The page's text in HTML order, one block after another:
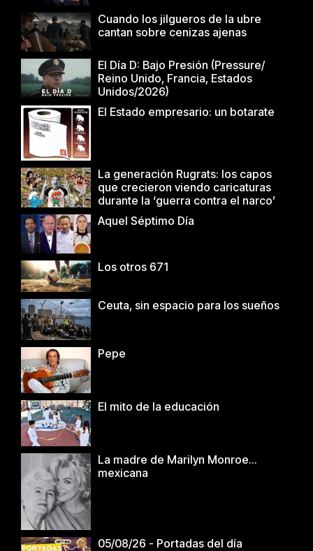
Cuando los jilgueros de la ubre
cantan sobre cenizas ajenas
El Día D: Bajo Presión (Pressure/
Reino Unido, Francia, Estados
Unidos/2026)
El Estado empresario: un botarate
La generación Rugrats: los capos
que crecieron viendo caricaturas
durante la ‘guerra contra el narco’
Aquel Séptimo Día
Los otros 671
Ceuta, sin espacio para los sueños
Pepe
El mito de la educación
La madre de Marilyn Monroe…
mexicana
05/08/26 - Portadas del día